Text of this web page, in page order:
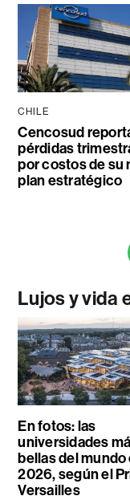
CHILE
Cencosud
pérdidas
por costos de su
plan estratégico
Lujos y vida
En fotos: las
universidades
bellas del mundo
2026, según el
Versailles